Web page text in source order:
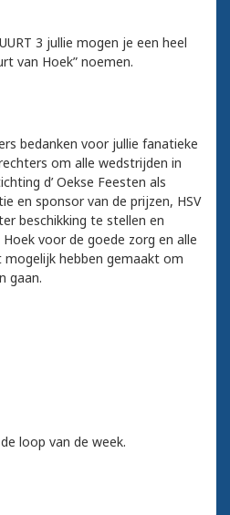
3 jullie mogen je een heel
van Hoek” noemen.
bedanken voor jullie fanatieke
om alle wedstrijden in
d’ Oekse Feesten als
en sponsor van de prijzen, HSV
beschikking te stellen en
voor de goede zorg en alle
mogelijk hebben gemaakt om
gaan.
loop van de week.